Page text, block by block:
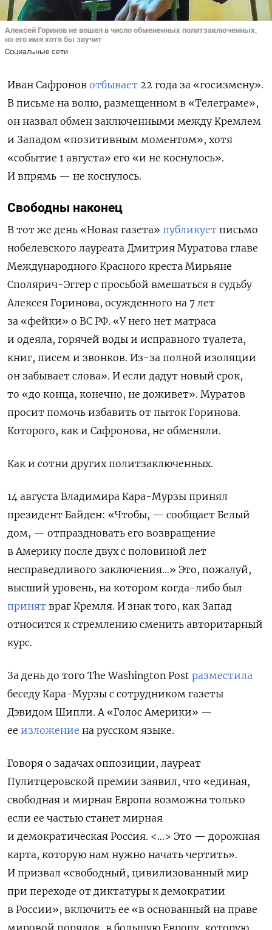
Алексей Горинов не вошел в число обмененных политзаключенных,
но его имя хотя бы звучит
Социальные сети
Иван Сафронов отбывает 22 года за «госизмену».
В письме на волю, размещенном в «Телеграме»,
он назвал обмен заключенными между Кремлем
и Западом «позитивным моментом», хотя
«событие 1 августа» его «и не коснулось».
И впрямь — не коснулось.
Свободны наконец
В тот же день «Новая газета» публикует письмо
нобелевского лауреата Дмитрия Муратова главе
Международного Красного креста Мирьяне
Сполярич-Эггер с просьбой вмешаться в судьбу
Алексея Горинова, осужденного на 7 лет
за «фейки» о ВС РФ. «У него нет матраса
и одеяла, горячей воды и исправного туалета,
книг, писем и звонков. Из-за полной изоляции
он забывает слова». И если дадут новый срок,
то «до конца, конечно, не доживет». Муратов
просит помочь избавить от пыток Горинова.
Которого, как и Сафронова, не обменяли.
Как и сотни других политзаключенных.
14 августа Владимира Кара-Мурзы принял
президент Байден: «Чтобы, — сообщает Белый
дом, — отпраздновать его возвращение
в Америку после двух с половиной лет
несправедливого заключения…» Это, пожалуй,
высший уровень, на котором когда-либо был
принят враг Кремля. И знак того, как Запад
относится к стремлению сменить авторитарный
курс.
За день до того The Washington Post разместила
беседу Кара-Мурзы с сотрудником газеты
Дэвидом Шипли. А «Голос Америки» —
ее изложение на русском языке.
Говоря о задачах оппозиции, лауреат
Пулитцеровской премии заявил, что «единая,
свободная и мирная Европа возможна только
если ее частью станет мирная
и демократическая Россия. <…> Это — дорожная
карта, которую нам нужно начать чертить».
И призвал «свободный, цивилизованный мир
при переходе от диктатуры к демократии
в России», включить ее «в основанный на праве
мировой порядок, в большую Европу, которую